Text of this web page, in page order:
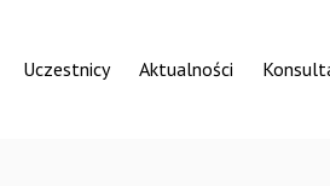
Uczestnicy Aktualności